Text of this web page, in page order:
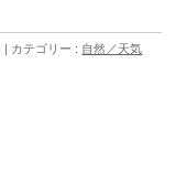
カテゴリー : 自然／天気